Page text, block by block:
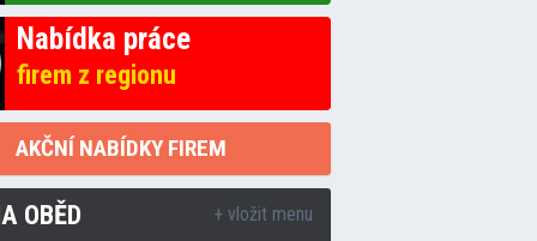
Nabídka práce
firem z regionu
AKČNÍ NABÍDKY FIREM
OBĚD + vložit menu